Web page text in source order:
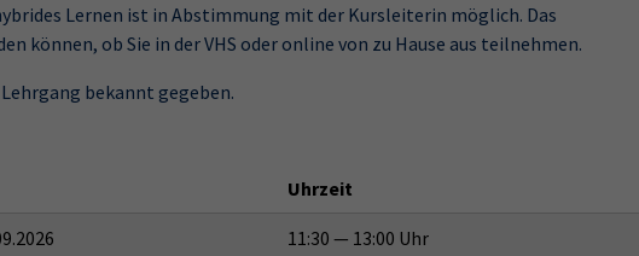
Lernen ist in Abstimmung mit der Kursleiterin möglich. Das
können, ob Sie in der VHS oder online von zu Hause aus teilnehmen.
bekannt gegeben.
Uhrzeit
11:30 — 13:00 Uhr